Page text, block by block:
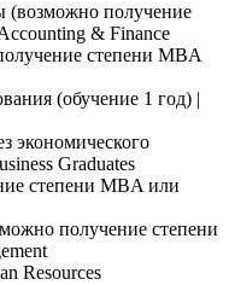
(возможно получение
& Finance
степени MBA
(обучение 1 год) |
экономического
Graduates
степени MBA или
получение степени
Resources